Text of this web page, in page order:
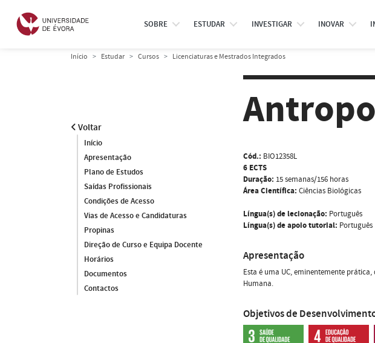
SOBRE ESTUDAR INVESTIGAR INOVAR
Início Estudar Cursos Licenciaturas e Mestrados Integrados
Voltar
Início
Apresentação
Plano de Estudos
Saídas Profissionais
Condições de Acesso
Vias de Acesso e Candidaturas
Propinas
Direção de Curso e Equipa Docente
Horários
Documentos
Contactos
Cód.: BIO12358L
6 ECTS
Duração: 15 semanas/156 horas
Área Científica: Ciências Biológicas
Língua(s) de lecionação: Português
Língua(s) de apoio tutorial: Português
Apresentação
Esta é uma UC, eminentemente
Humana.
Objetivos de